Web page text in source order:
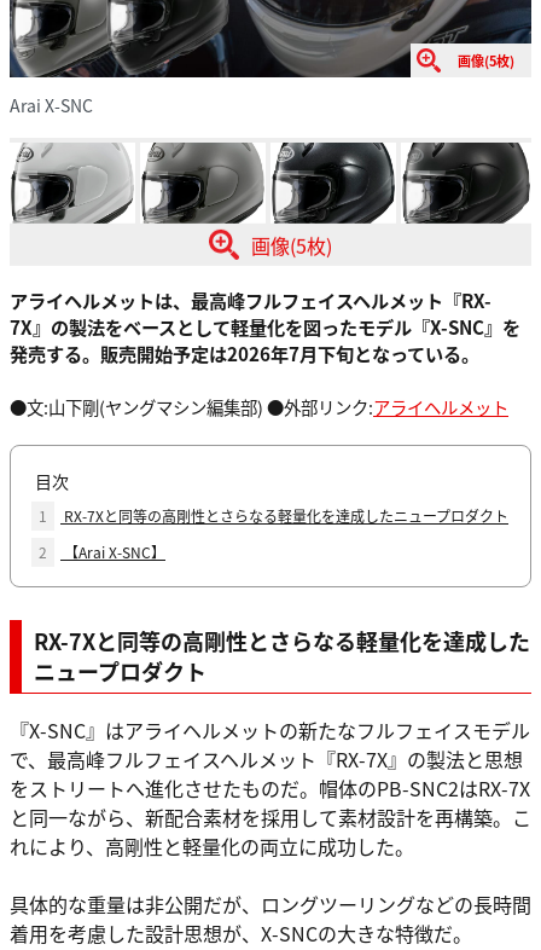
画像(5枚)
Arai X-SNC
画像(5枚)
アライヘルメットは、最高峰フルフェイスヘルメット『RX-
7X』の製法をベースとして軽量化を図ったモデル『X-SNC』を
発売する。販売開始予定は2026年7月下旬となっている。
●文:山下剛(ヤングマシン編集部) ●外部リンク:アライヘルメット
目次
1
RX-7Xと同等の高剛性とさらなる軽量化を達成したニュープロダクト
2
【Arai X-SNC】
RX-7Xと同等の高剛性とさらなる軽量化を達成した
ニュープロダクト
『X-SNC』はアライヘルメットの新たなフルフェイスモデル
で、最高峰フルフェイスヘルメット『RX-7X』の製法と思想
をストリートへ進化させたものだ。帽体のPB-SNC2はRX-7X
と同一ながら、新配合素材を採用して素材設計を再構築。こ
れにより、高剛性と軽量化の両立に成功した。
具体的な重量は非公開だが、ロングツーリングなどの長時間
着用を考慮した設計思想が、X-SNCの大きな特徴だ。